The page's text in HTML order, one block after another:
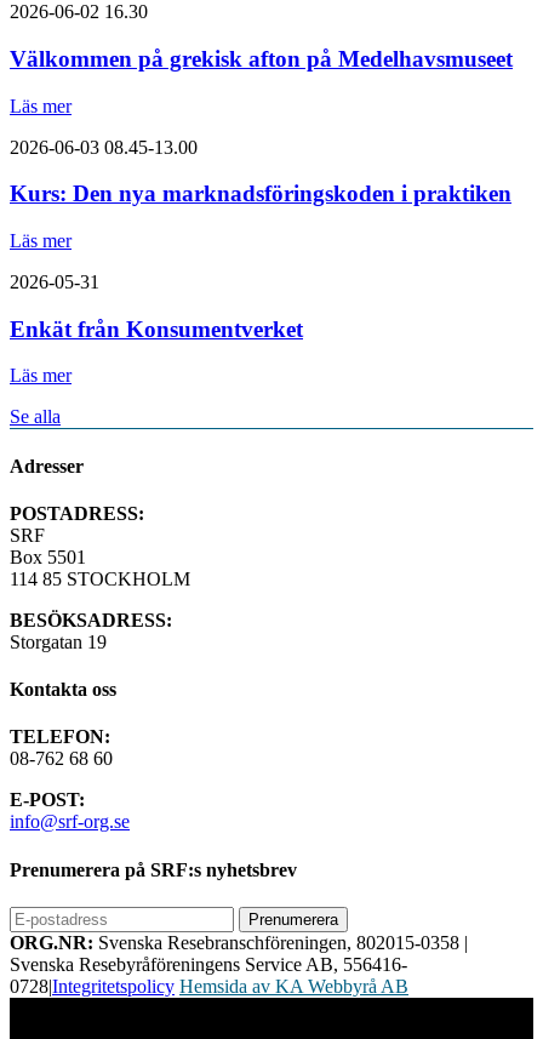
2026-06-02 16.30
Välkommen på grekisk afton på Medelhavsmuseet
Läs mer
2026-06-03 08.45-13.00
Kurs: Den nya marknadsföringskoden i praktiken
Läs mer
2026-05-31
Enkät från Konsumentverket
Läs mer
Se alla
Adresser
POSTADRESS:
SRF
Box 5501
114 85 STOCKHOLM
BESÖKSADRESS:
Storgatan 19
Kontakta oss
TELEFON:
08-762 68 60
E-POST:
info@srf-org.se
Prenumerera på SRF:s nyhetsbrev
ORG.NR: Svenska Resebranschföreningen, 802015-0358 |
Svenska Resebyråföreningens Service AB, 556416-
0728|Integritetspolicy Hemsida av KA Webbyrå AB